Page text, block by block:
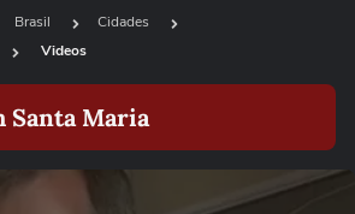
Brasil
Cidades
Videos
Santa Maria